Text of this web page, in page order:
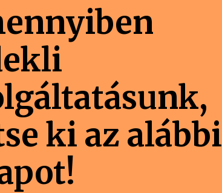
ki az alábbi